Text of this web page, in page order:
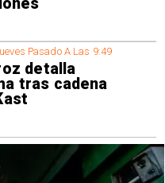
Pasado A Las 9:49
detalla
tras cadena